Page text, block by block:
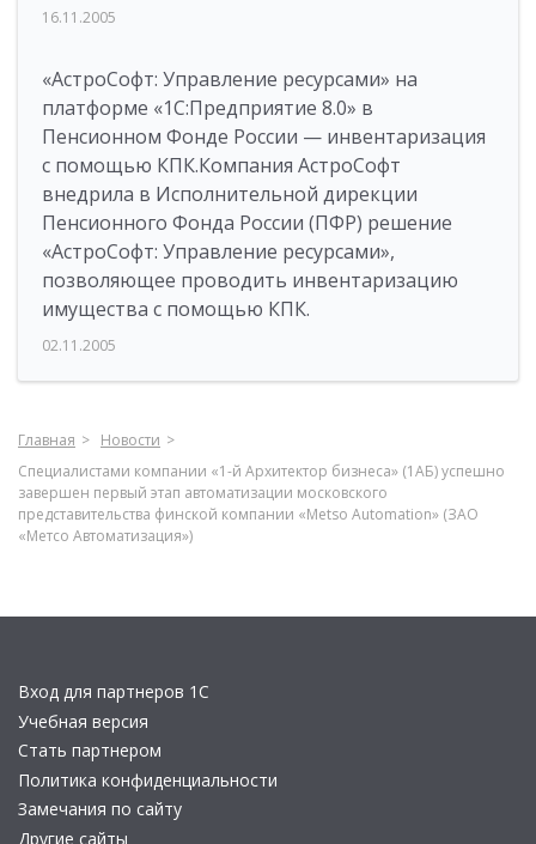
16.11.2005
«АстроСофт: Управление ресурсами» на
платформе «1С:Предприятие 8.0» в
Пенсионном Фонде России — инвентаризация
с помощью КПК.Компания АстроСофт
внедрила в Исполнительной дирекции
Пенсионного Фонда России (ПФР) решение
«АстроСофт: Управление ресурсами»,
позволяющее проводить инвентаризацию
имущества с помощью КПК.
02.11.2005
Главная
Новости
Специалистами компании «1-й Архитектор бизнеса» (1АБ) успешно
завершен первый этап автоматизации московского
представительства финской компании «Metso Automation» (ЗАО
«Метсо Автоматизация»)
Вход для партнеров 1С
Учебная версия
Стать партнером
Политика конфиденциальности
Замечания по сайту
Другие сайты